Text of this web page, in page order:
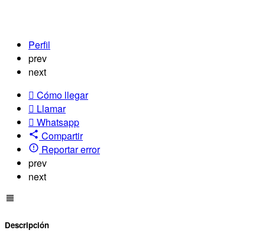
Perfil
prev
next
Cómo llegar
Llamar
Whatsapp
Compartir
Reportar error
prev
next
Descripción